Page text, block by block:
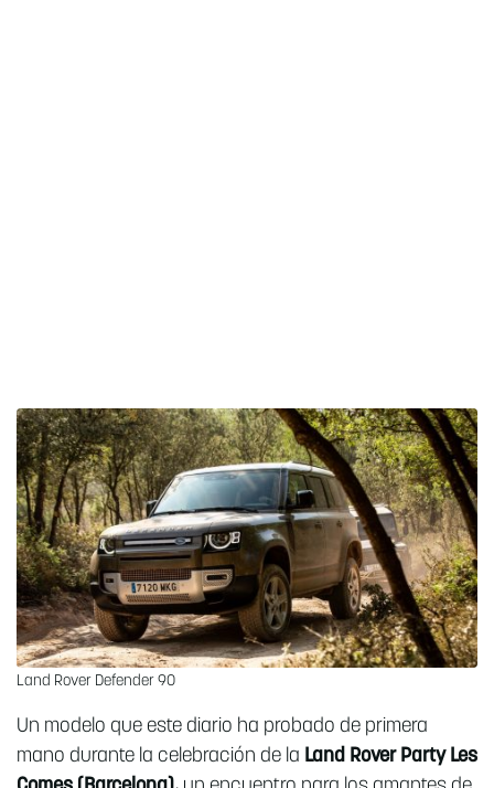
Land Rover Defender 90
Un modelo que este diario ha probado de primera
mano durante la celebración de la Land Rover Party Les